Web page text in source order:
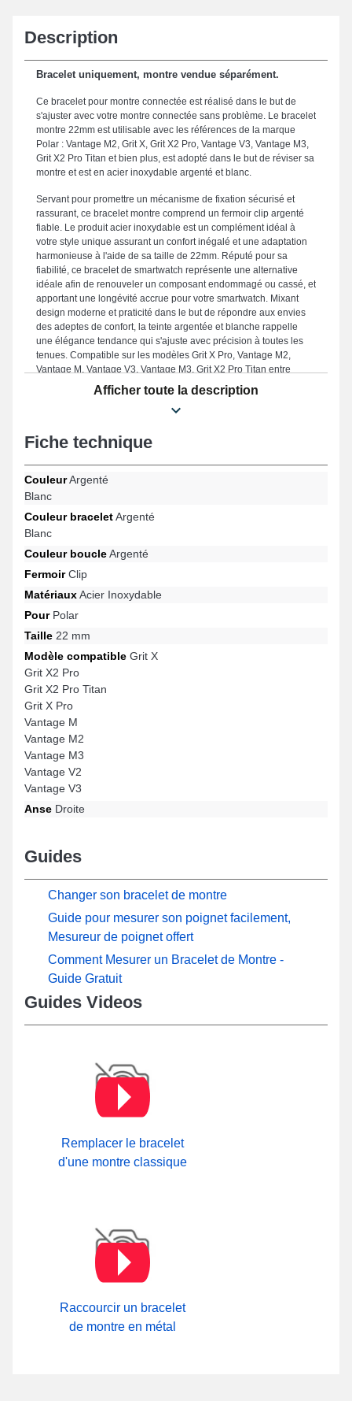
Description
Bracelet uniquement, montre vendue séparément.
Ce bracelet pour montre connectée est réalisé dans le but de
s'ajuster avec votre montre connectée sans problème. Le bracelet
montre 22mm est utilisable avec les références de la marque
Polar : Vantage M2, Grit X, Grit X2 Pro, Vantage V3, Vantage M3,
Grit X2 Pro Titan et bien plus, est adopté dans le but de réviser sa
montre et est en acier inoxydable argenté et blanc.
Servant pour promettre un mécanisme de fixation sécurisé et
rassurant, ce bracelet montre comprend un fermoir clip argenté
fiable. Le produit acier inoxydable est un complément idéal à
votre style unique assurant un confort inégalé et une adaptation
harmonieuse à l'aide de sa taille de 22mm. Réputé pour sa
fiabilité, ce bracelet de smartwatch représente une alternative
idéale afin de renouveler un composant endommagé ou cassé, et
apportant une longévité accrue pour votre smartwatch. Mixant
design moderne et praticité dans le but de répondre aux envies
des adeptes de confort, la teinte argentée et blanche rappelle
une élégance tendance qui s'ajuste avec précision à toutes les
tenues. Compatible sur les modèles Grit X Pro, Vantage M2,
Vantage M, Vantage V3, Vantage M3, Grit X2 Pro Titan entre
autres de la marque Polar, ce type de bracelet de montre
connectée intègre un fermoir clip de grande qualité. Associant
style intemporel et compatibilité étendue, ce bracelet en acier
références de manière harmonieuse tout en offrant un port
Afficher toute la description
Fiche technique
CouleurArgenté
Blanc
Couleur braceletArgenté
Blanc
Couleur boucleArgenté
FermoirClip
MatériauxAcier Inoxydable
PourPolar
Taille 22 mm
Modèle compatible Grit X
Grit X2 Pro
Grit X2 Pro Titan
Grit X Pro
Vantage M
Vantage M2
Vantage M3
Vantage V2
Vantage V3
Anse Droite
Guides
Changer son bracelet de montre
Guide pour mesurer son poignet facilement,
Mesureur de poignet offert
Comment Mesurer un Bracelet de Montre -
Guide Gratuit
Guides Videos
Remplacer le bracelet
d'une montre classique
Raccourcir un bracelet
de montre en métal